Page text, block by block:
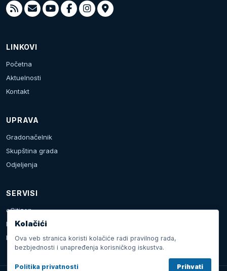
LINKOVI
Početna
Aktuelnosti
Kontakt
UPRAVA
Gradonačelnik
Skupština grada
Odjeljenja
SERVISI
eCitizen
Prijava problema
Kalendar dešavanja
Kolačići
Ova veb stranica koristi kolačiće radi pravilnog rada,
bezbjednosti i unapređenja korisničkog iskustva.
Politika privatnosti Prihvati